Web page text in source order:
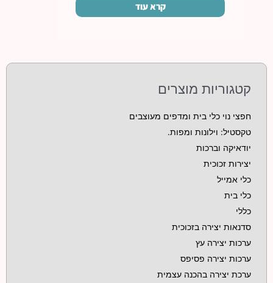
קרא עוד
קטגוריות מוצרים
חפצי נוי כלי בית ומדפים מעוצבים
טקסטיל: וילונות ומפות.
יודאיקה וברכות
יצירות זכוכית
כלי אמייל
כלי בית
כללי
סדנאות יצירה בזכוכית
ערכות יצירה עץ
ערכות יצירה פסיפס
ערכת יצירה בהכנה עצמית